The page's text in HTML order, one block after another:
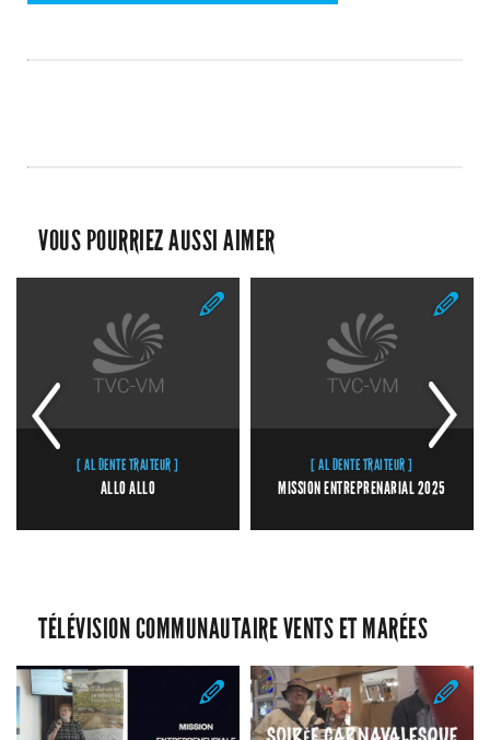
VOUS POURRIEZ AUSSI AIMER
[ AL DENTE TRAITEUR ]
ALLO ALLO
[ AL DENTE TRAITEUR ]
MISSION ENTREPRENARIAL 2025
TÉLÉVISION COMMUNAUTAIRE VENTS ET MARÉES